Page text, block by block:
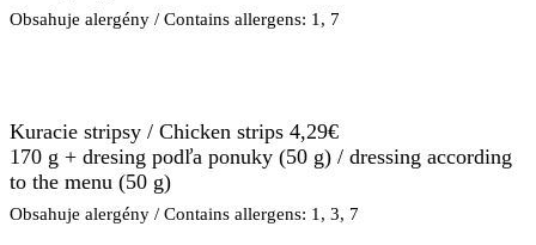
Obsahuje alergény / Contains allergens: 1, 7
Kuracie stripsy / Chicken strips 4,29€
170 g + dresing podľa ponuky (50 g) / dressing according
to the menu (50 g)
Obsahuje alergény / Contains allergens: 1, 3, 7